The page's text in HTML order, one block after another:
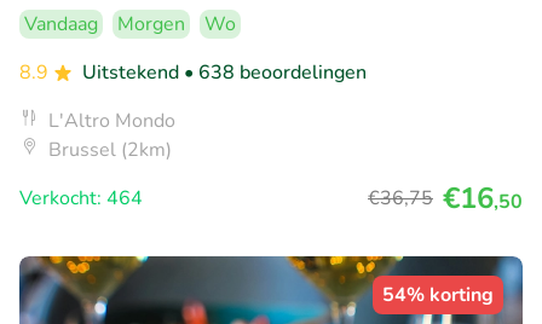
Vandaag Morgen
Wo
8.9
Uitstekend • 638 beoordelingen
L'Altro Mondo
Brussel (2km)
Verkocht: 464
€36,75 €16,50
54% korting